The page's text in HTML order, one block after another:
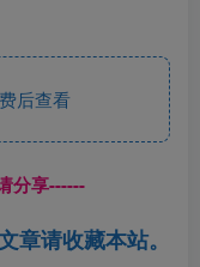
后查看
分享------
章请收藏本站。